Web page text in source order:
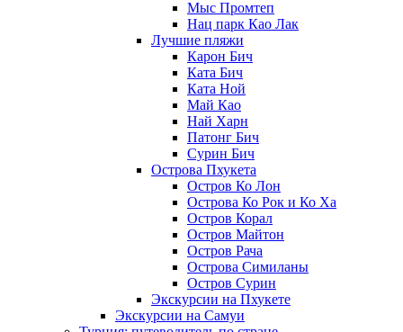
Мыс Промтеп
Нац парк Као Лак
Лучшие пляжи
Карон Бич
Ката Бич
Ката Ной
Май Као
Най Харн
Патонг Бич
Сурин Бич
Острова Пхукета
Остров Ко Лон
Острова Ко Рок и Ко Ха
Остров Корал
Остров Майтон
Остров Рача
Острова Симиланы
Остров Сурин
Экскурсии на Пхукете
Экскурсии на Самуи